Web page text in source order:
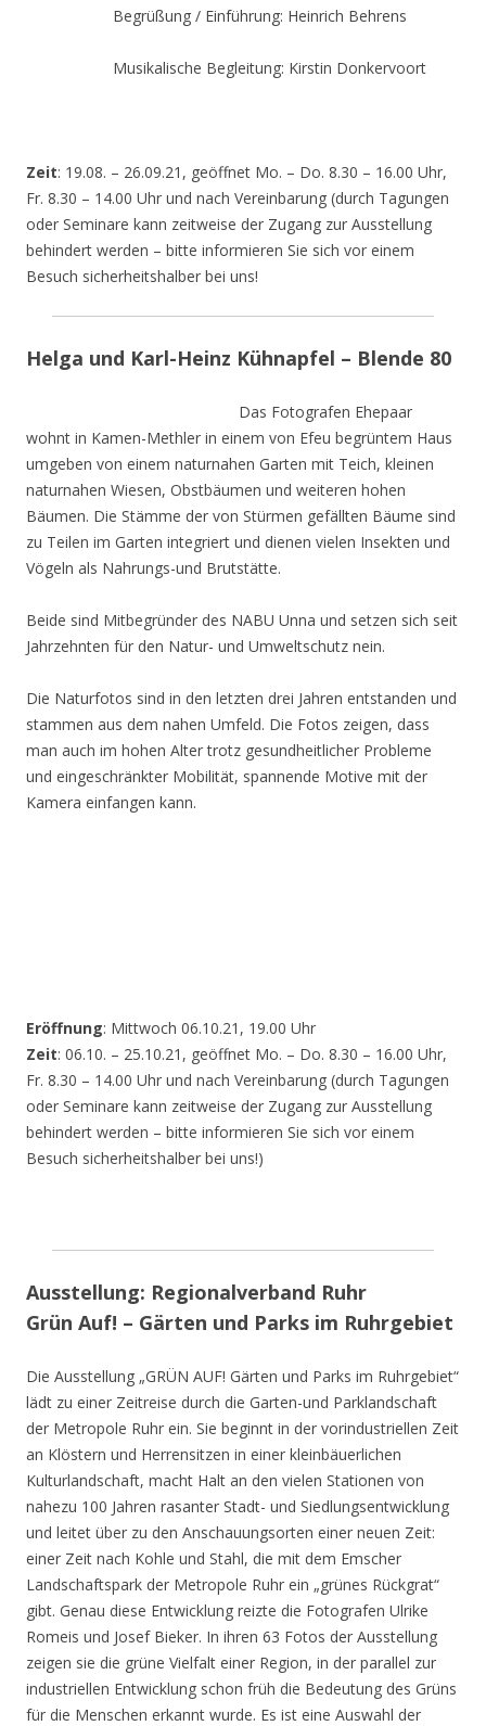
Begrüßung / Einführung: Heinrich Behrens
Musikalische Begleitung: Kirstin Donkervoort
Zeit: 19.08. – 26.09.21, geöffnet Mo. – Do. 8.30 – 16.00 Uhr,
Fr. 8.30 – 14.00 Uhr und nach Vereinbarung (durch Tagungen
oder Seminare kann zeitweise der Zugang zur Ausstellung
behindert werden – bitte informieren Sie sich vor einem
Besuch sicherheitshalber bei uns!
Helga und Karl-Heinz Kühnapfel – Blende 80
Das Fotografen Ehepaar
wohnt in Kamen-Methler in einem von Efeu begrüntem Haus
umgeben von einem naturnahen Garten mit Teich, kleinen
naturnahen Wiesen, Obstbäumen und weiteren hohen
Bäumen. Die Stämme der von Stürmen gefällten Bäume sind
zu Teilen im Garten integriert und dienen vielen Insekten und
Vögeln als Nahrungs-und Brutstätte.
Beide sind Mitbegründer des NABU Unna und setzen sich seit
Jahrzehnten für den Natur- und Umweltschutz nein.
Die Naturfotos sind in den letzten drei Jahren entstanden und
stammen aus dem nahen Umfeld. Die Fotos zeigen, dass
man auch im hohen Alter trotz gesundheitlicher Probleme
und eingeschränkter Mobilität, spannende Motive mit der
Kamera einfangen kann.
Eröffnung: Mittwoch 06.10.21, 19.00 Uhr
Zeit: 06.10. – 25.10.21, geöffnet Mo. – Do. 8.30 – 16.00 Uhr,
Fr. 8.30 – 14.00 Uhr und nach Vereinbarung (durch Tagungen
oder Seminare kann zeitweise der Zugang zur Ausstellung
behindert werden – bitte informieren Sie sich vor einem
Besuch sicherheitshalber bei uns!)
Ausstellung: Regionalverband Ruhr
Grün Auf! – Gärten und Parks im Ruhrgebiet
Die Ausstellung „GRÜN AUF! Gärten und Parks im Ruhrgebiet“
lädt zu einer Zeitreise durch die Garten-und Parklandschaft
der Metropole Ruhr ein. Sie beginnt in der vorindustriellen Zeit
an Klöstern und Herrensitzen in einer kleinbäuerlichen
Kulturlandschaft, macht Halt an den vielen Stationen von
nahezu 100 Jahren rasanter Stadt- und Siedlungsentwicklung
und leitet über zu den Anschauungsorten einer neuen Zeit:
einer Zeit nach Kohle und Stahl, die mit dem Emscher
Landschaftspark der Metropole Ruhr ein „grünes Rückgrat“
gibt. Genau diese Entwicklung reizte die Fotografen Ulrike
Romeis und Josef Bieker. In ihren 63 Fotos der Ausstellung
zeigen sie die grüne Vielfalt einer Region, in der parallel zur
industriellen Entwicklung schon früh die Bedeutung des Grüns
für die Menschen erkannt wurde. Es ist eine Auswahl der